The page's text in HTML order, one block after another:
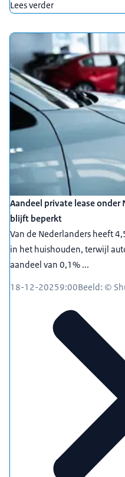
Lees verder
Aandeel private lease
blijft beperkt
Van de Nederlanders heeft
in het huishouden, terwijl
aandeel van 0,1% ...
18-12-20259:00Beeld: ©